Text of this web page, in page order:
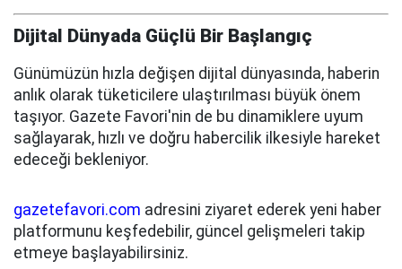
Dijital Dünyada Güçlü Bir Başlangıç
Günümüzün hızla değişen dijital dünyasında, haberin
anlık olarak tüketicilere ulaştırılması büyük önem
taşıyor. Gazete Favori'nin de bu dinamiklere uyum
sağlayarak, hızlı ve doğru habercilik ilkesiyle hareket
edeceği bekleniyor.
gazetefavori.com adresini ziyaret ederek yeni haber
platformunu keşfedebilir, güncel gelişmeleri takip
etmeye başlayabilirsiniz.